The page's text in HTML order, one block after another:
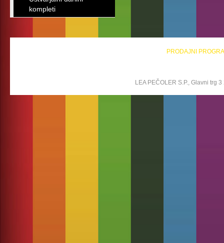
kompleti
PRODAJNI
LEA PEČOLER S.P., Glavni trg